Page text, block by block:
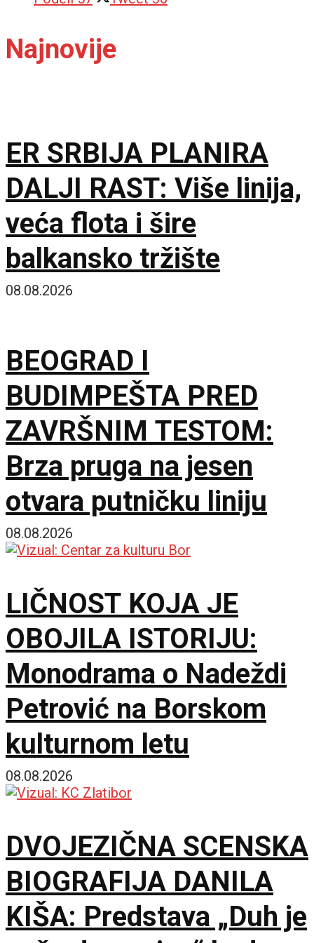
Najnovije
ER SRBIJA PLANIRA
DALJI RAST: Više linija,
veća flota i šire
balkansko tržište
08.08.2026
BEOGRAD I
BUDIMPEŠTA PRED
ZAVRŠNIM TESTOM:
Brza pruga na jesen
otvara putničku liniju
08.08.2026
LIČNOST KOJA JE
OBOJILA ISTORIJU:
Monodrama o Nadeždi
Petrović na Borskom
kulturnom letu
08.08.2026
DVOJEZIČNA SCENSKA
BIOGRAFIJA DANILA
KIŠA: Predstava „Duh je